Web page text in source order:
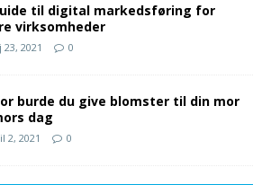
til digital markedsføring for
virksomheder
23, 2021 0
burde du give blomster til din mor
dag
2, 2021 0